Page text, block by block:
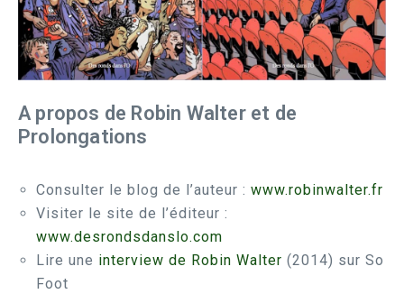
A propos de Robin Walter et de
Prolongations
Consulter le blog de l’auteur : www.robinwalter.fr
Visiter le site de l’éditeur :
www.desrondsdanslo.com
Lire une interview de Robin Walter (2014) sur So
Foot